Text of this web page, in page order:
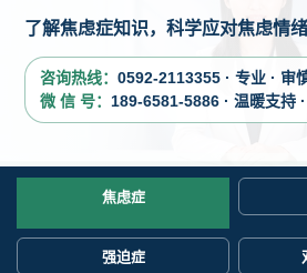
了解焦虑症知识，科学应对焦虑情绪
咨询热线： 0592-2113355 · 专业 · 审
微 信 号： 189-6581-5886 · 温暖支持
焦虑症
强迫症